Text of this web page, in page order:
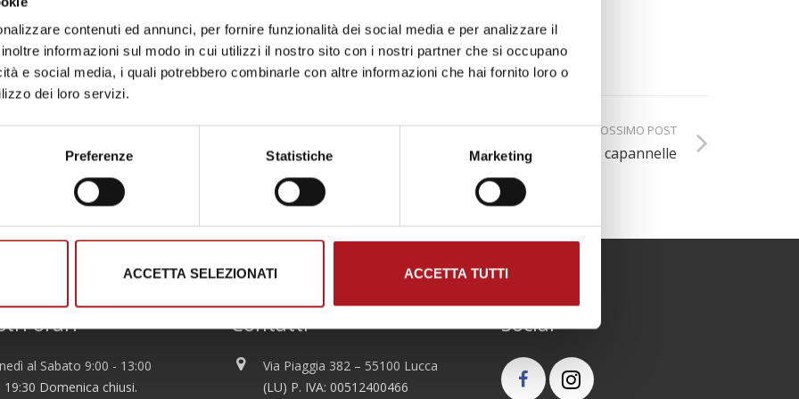
contenuti ed annunci, per fornire funzionalità dei social media e per analizzare il
informazioni sul modo in cui utilizzi il nostro sito con i nostri partner che si occupano
e social media, i quali potrebbero combinarle con altre informazioni che hai fornito loro o
dei loro servizi.
Preferenze Statistiche Marketing
ACCETTA SELEZIONATI ACCETTA TUTTI
PROSSIMO POST
Offerte su presepe e capannelle
orari
al Sabato 9:00 - 13:00
19:30 Domenica chiusi.
Contatti
Via Piaggia 382 – 55100 Lucca
(LU) P. IVA: 00512400466
Social